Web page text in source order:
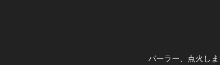
バーラー、点火し